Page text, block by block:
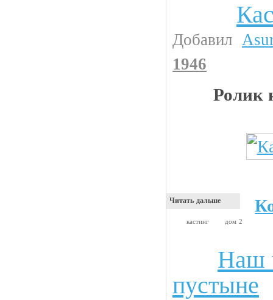
Добавил
1946
Ролик
Читать дальше
кастинг дом 2
Наш
пустыне